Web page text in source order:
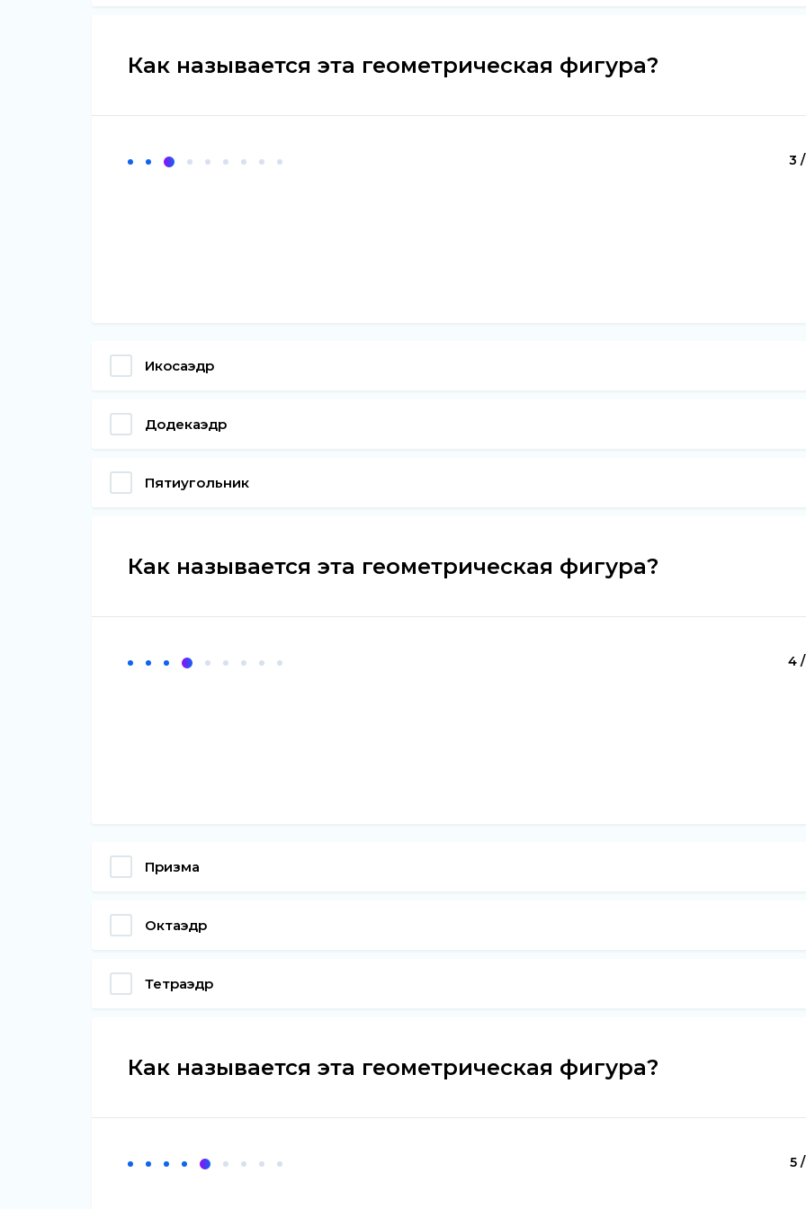
Как называется эта геометрическая фигура?
3
Икосаэдр
Додекаэдр
Пятиугольник
Как называется эта геометрическая фигура?
4
Призма
Октаэдр
Тетраэдр
Как называется эта геометрическая фигура?
5